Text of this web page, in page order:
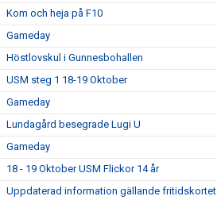
Kom och heja på F10
Gameday
Höstlovskul i Gunnesbohallen
USM steg 1 18-19 Oktober
Gameday
Lundagård besegrade Lugi U
Gameday
18 - 19 Oktober USM Flickor 14 år
Uppdaterad information gällande fritidskortet